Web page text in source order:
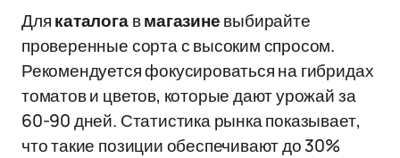
Длякаталогавмагазиневыбирайте
проверенные сорта с высоким спросом.
Рекомендуется фокусироваться на гибридах
томатов и цветов, которые дают урожай за
60-90 дней. Статистика рынка показывает,
что такие позиции обеспечивают до 30%